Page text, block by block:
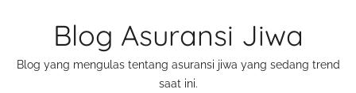
Blog Asuransi Jiwa
Blog yang mengulas tentang asuransi jiwa yang sedang trend
saat ini.